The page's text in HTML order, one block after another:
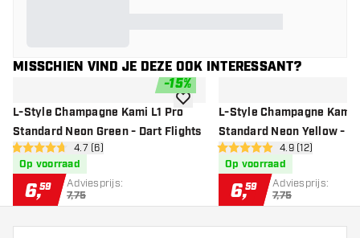
MISSCHIEN VIND JE DEZE OOK INTERESSANT?
-15%
L-Style Champagne Kami L1 Pro
Standard Neon Green - Dart Flights
open reviews drawer
4.7 score sterren4.7 (6)
Op voorraad
6,59 Adviesprijs:
7,75
toevoegen aan verlanglijst
L-Style Champagne Kami
Standard Neon Yellow -
open reviews
4.9 score sterren4.9 (12)
Op voorraad
6,59 Adviesprijs:
7,75